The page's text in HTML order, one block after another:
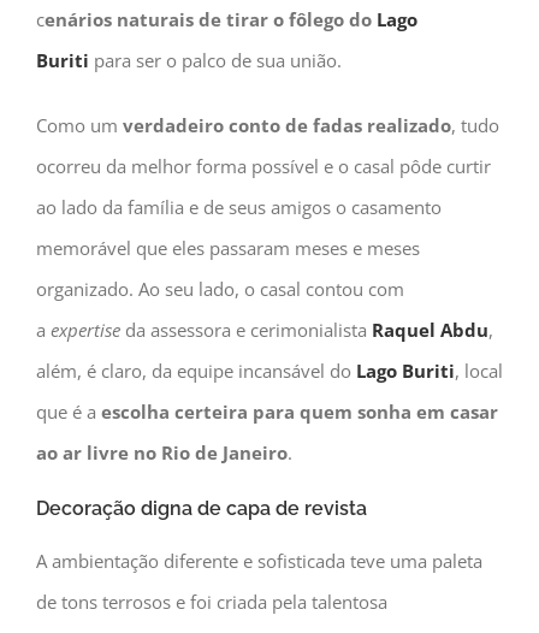
cenários naturais de tirar o fôlego do Lago
Buriti para ser o palco de sua união.
Como um verdadeiro conto de fadas realizado, tudo
ocorreu da melhor forma possível e o casal pôde curtir
ao lado da família e de seus amigos o casamento
memorável que eles passaram meses e meses
organizado. Ao seu lado, o casal contou com
a expertise da assessora e cerimonialista Raquel Abdu,
além, é claro, da equipe incansável do Lago Buriti, local
que é a escolha certeira para quem sonha em casar
ao ar livre no Rio de Janeiro.
Decoração digna de capa de revista
A ambientação diferente e sofisticada teve uma paleta
de tons terrosos e foi criada pela talentosa